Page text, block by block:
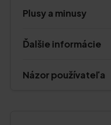
Plusy a minusy
Ďalšie informácie
Názor používateľa